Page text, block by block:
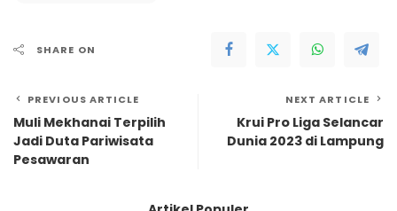
SHARE ON
PREVIOUS ARTICLE
Muli Mekhanai Terpilih
Jadi Duta Pariwisata
Pesawaran
NEXT ARTICLE
Krui Pro Liga Selancar
Dunia 2023 di Lampung